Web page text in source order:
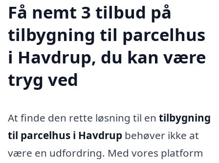
Få nemt 3 tilbud på
tilbygning til parcelhus
i Havdrup, du kan være
tryg ved
At finde den rette løsning til en tilbygning
til parcelhus i Havdrup behøver ikke at
være en udfordring. Med vores platform